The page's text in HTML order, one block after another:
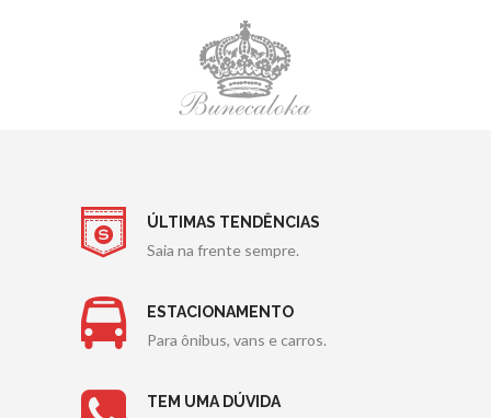
ÚLTIMAS TENDÊNCIAS
Saia na frente sempre.
ESTACIONAMENTO
Para ônibus, vans e carros.
TEM UMA DÚVIDA